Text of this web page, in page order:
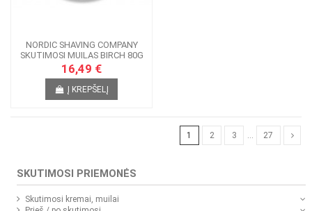
NORDIC SHAVING COMPANY
SKUTIMOSI MUILAS BIRCH 80G
16,49 €
Į KREPŠELĮ
1 2 3 … 27
SKUTIMOSI PRIEMONĖS
Skutimosi kremai, muilai